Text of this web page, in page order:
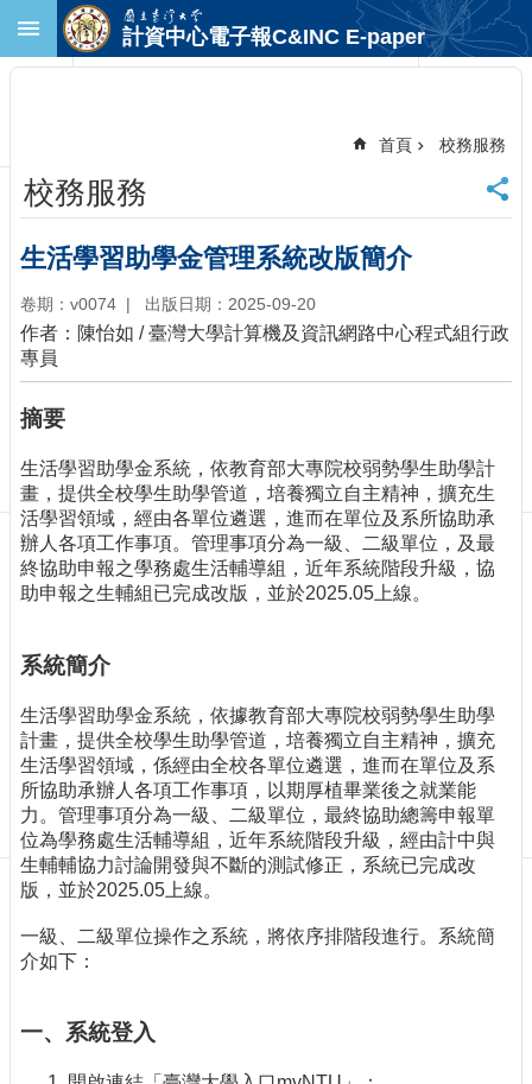
跳到主要內容區塊
首
頁
臺
大
首
頁
計
中
首
頁
聯
絡
資
訊
訂
閱/
網
導
覽
最
新
消
息
於
我
出
計資中心電子報C&INC E-paper
首頁 校務服務
校務服務
生活學習助學金管理系統改版簡介
卷期：v0074 出版日期：2025-09-20
作者：陳怡如 / 臺灣大學計算機及資訊網路中心程式組行政
專員
摘要
生活學習助學金系統，依教育部大專院校弱勢學生助學計
畫，提供全校學生助學管道，培養獨立自主精神，擴充生
活學習領域，經由各單位遴選，進而在單位及系所協助承
辦人各項工作事項。管理事項分為一級、二級單位，及最
終協助申報之學務處生活輔導組，近年系統階段升級，協
助申報之生輔組已完成改版，並於2025.05上線。
系統簡介
生活學習助學金系統，依據教育部大專院校弱勢學生助學
計畫，提供全校學生助學管道，培養獨立自主精神，擴充
生活學習領域，係經由全校各單位遴選，進而在單位及系
所協助承辦人各項工作事項，以期厚植畢業後之就業能
力。管理事項分為一級、二級單位，最終協助總籌申報單
位為學務處生活輔導組，近年系統階段升級，經由計中與
生輔輔協力討論開發與不斷的測試修正，系統已完成改
版，並於2025.05上線。
一級、二級單位操作之系統，將依序排階段進行。系統簡
介如下：
一、系統登入